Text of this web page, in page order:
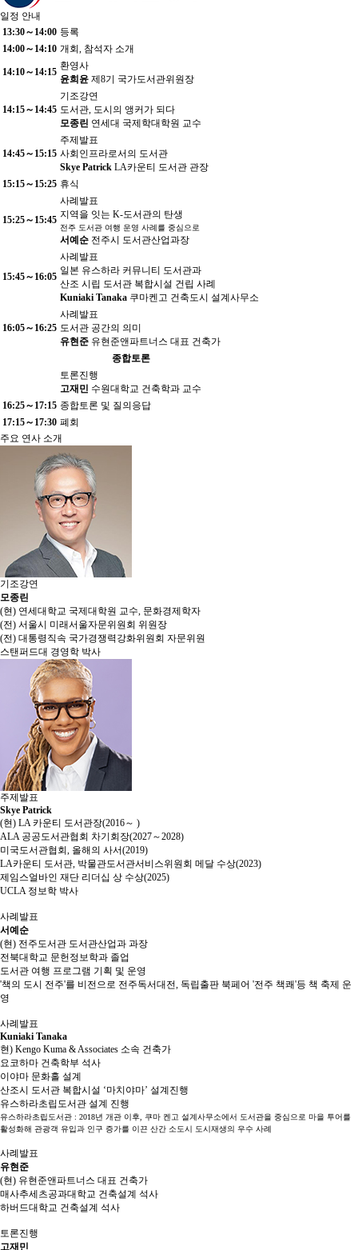
일정 안내
13:30～14:00 등록
14:00～14:10 개회, 참석자 소개
14:10～14:15
환영사
윤희윤 제8기 국가도서관위원장
14:15～14:45
기조강연
도서관, 도시의 앵커가 되다
모종린 연세대 국제학대학원 교수
14:45～15:15
주제발표
사회인프라로서의 도서관
Skye Patrick LA카운티 도서관 관장
15:15～15:25 휴식
15:25～15:45
사례발표
지역을 잇는 K-도서관의 탄생
전주 도서관 여행 운영 사례를 중심으로
서예순 전주시 도서관산업과장
15:45～16:05
사례발표
일본 유스하라 커뮤니티 도서관과
산조 시립 도서관 복합시설 건립 사례
Kuniaki Tanaka 쿠마켄고 건축도시 설계사무소
16:05～16:25
사례발표
도서관 공간의 의미
유현준 유현준앤파트너스 대표 건축가
종합토론
토론진행
고재민 수원대학교 건축학과 교수
16:25～17:15 종합토론 및 질의응답
17:15～17:30 폐회
주요 연사 소개
기조강연
모종린
(현) 연세대학교 국제대학원 교수, 문화경제학자
(전) 서울시 미래서울자문위원회 위원장
(전) 대통령직속 국가경쟁력강화위원회 자문위원
스탠퍼드대 경영학 박사
주제발표
Skye Patrick
(현) LA 카운티 도서관장(2016～ )
ALA 공공도서관협회 차기회장(2027～2028)
미국도서관협회, 올해의 사서(2019)
LA카운티 도서관, 박물관도서관서비스위원회 메달 수상(2023)
제임스얼바인 재단 리더십 상 수상(2025)
UCLA 정보학 박사
사례발표
서예순
(현) 전주도서관 도서관산업과 과장
전북대학교 문헌정보학과 졸업
도서관 여행 프로그램 기획 및 운영
'책의 도시 전주'를 비전으로 전주독서대전, 독립출판 북페어 '전주 책쾌'등 책 축제 운
영
사례발표
Kuniaki Tanaka
현) Kengo Kuma & Associates 소속 건축가
요코하마 건축학부 석사
이야마 문화홀 설계
산조시 도서관 복합시설 ‘마치야마’ 설계진행
유스하라초립도서관 설계 진행
유스하라초립도서관 : 2018년 개관 이후, 쿠마 켄고 설계사무소에서 도서관을 중심으로 마을 투어를
활성화해 관광객 유입과 인구 증가를 이끈 산간 소도시 도시재생의 우수 사례
사례발표
유현준
(현) 유현준앤파트너스 대표 건축가
매사추세츠공과대학교 건축설계 석사
하버드대학교 건축설계 석사
토론진행
고재민